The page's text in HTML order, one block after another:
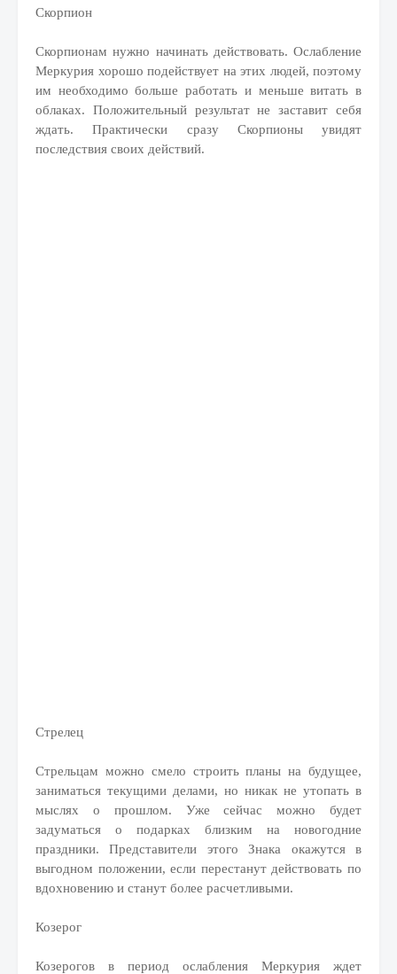
Скорпион
Скорпионам нужно начинать действовать. Ослабление
Меркурия хорошо подействует на этих людей, поэтому
им необходимо больше работать и меньше витать в
облаках. Положительный результат не заставит себя
ждать. Практически сразу Скорпионы увидят
последствия своих действий.
Стрелец
Стрельцам можно смело строить планы на будущее,
заниматься текущими делами, но никак не утопать в
мыслях о прошлом. Уже сейчас можно будет
задуматься о подарках близким на новогодние
праздники. Представители этого Знака окажутся в
выгодном положении, если перестанут действовать по
вдохновению и станут более расчетливыми.
Козерог
Козерогов в период ослабления Меркурия ждет